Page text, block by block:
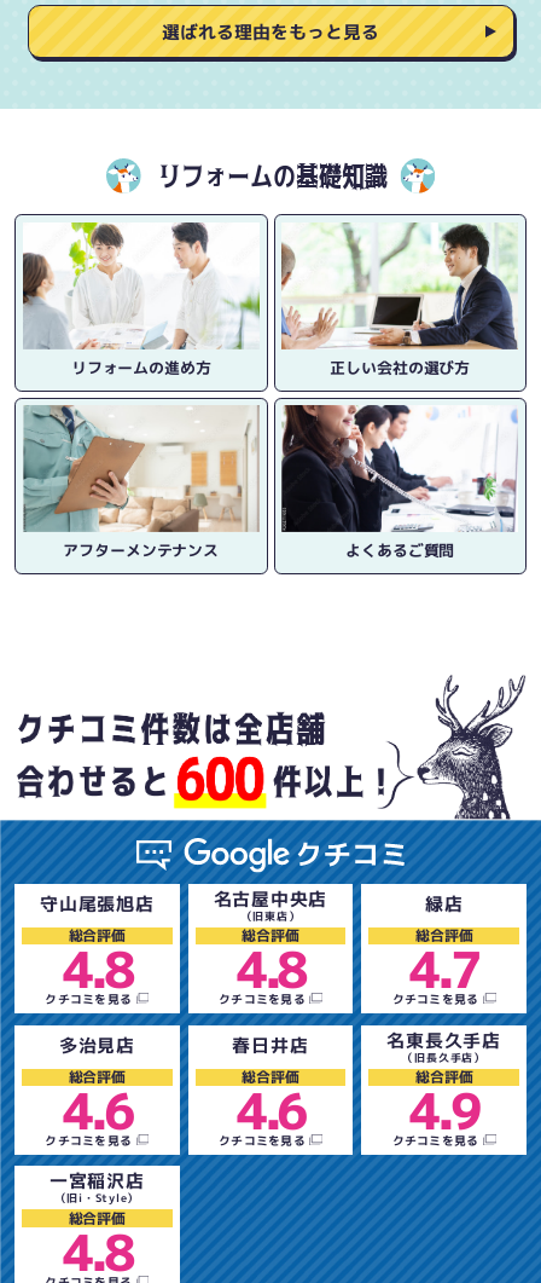
選ばれる理由をもっと見る
リフォームの基礎知識
リフォームの進め方 正しい会社の選び方
アフターメンテナンス よくあるご質問
守山尾張旭店
総合評価
4.8
クチコミを見る
名古屋中央店
（旧東店）
総合評価
4.8
クチコミを見る
緑店
総合評価
4.7
クチコミを見る
多治見店
総合評価
4.6
クチコミを見る
春日井店
総合評価
4.6
クチコミを見る
名東長久手店
（旧長久手店）
総合評価
4.9
クチコミを見る
一宮稲沢店
（旧i・Style）
総合評価
4.8